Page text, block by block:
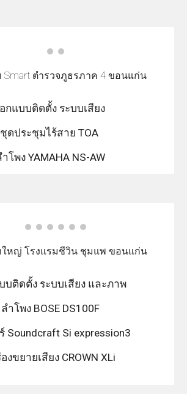
Smart ตำรวจภูธรภาค 4 ขอนแก่น
กแบบติดตั้ง ระบบเสียง
ชุดประชุมไร้สาย TOA
โพง YAMAHA NS-AW
หญ่ โรงแรมชีวิน ชุมแพ ขอนแก่น
บติดตั้ง ระบบเสียง และภาพ
ลำโพง BOSE DS100F
Soundcraft Si expression3
งขยายเสียง CROWN XLi